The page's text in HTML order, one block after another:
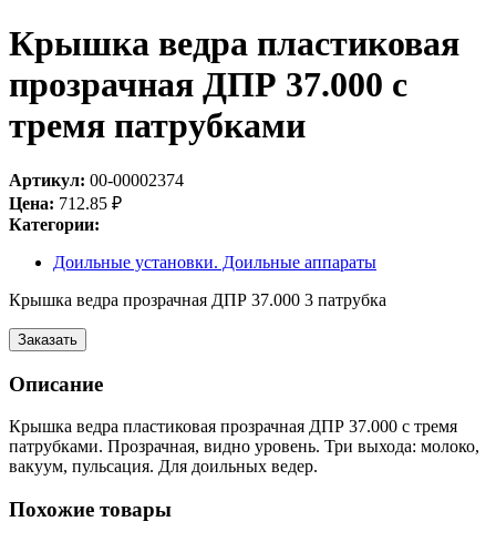
Крышка ведра пластиковая
прозрачная ДПР 37.000 с
тремя патрубками
Артикул: 00-00002374
Цена: 712.85 ₽
Категории:
Доильные установки. Доильные аппараты
Крышка ведра прозрачная ДПР 37.000 3 патрубка
Заказать
Описание
Крышка ведра пластиковая прозрачная ДПР 37.000 с тремя
патрубками. Прозрачная, видно уровень. Три выхода: молоко,
вакуум, пульсация. Для доильных ведер.
Похожие товары